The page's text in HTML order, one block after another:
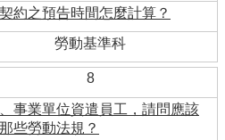
約之預告時間怎麼計算？
勞動基準科
8
事業單位資遣員工，請問應該
些勞動法規？